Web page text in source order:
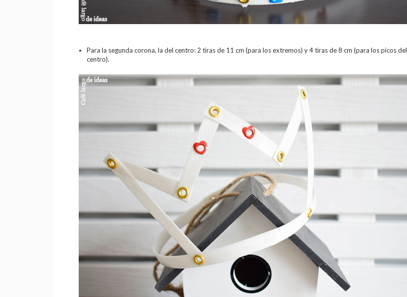
Para la segunda corona, la del centro: 2 tiras de 11 cm (para los extremos) y 4 tiras de 8 cm (para los picos del
centro).